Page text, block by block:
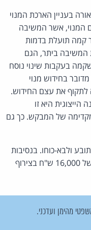
בעניין הארכת המנוי
המנוי, אשר המשיבה
קמה תועלת בדמות
ביתר, הגם
בעקבות שינוי נוסח
בחידוש מנוי
לתקוף את עצם החידוש.
היא זו
של המבקש. כך גם
ולבא-כוחו. בנסיבות
העניין יעמוד הגמול ושכר הטרחה על סך של 16,000 ש"ח בצירוף
מהימן ועדכני.